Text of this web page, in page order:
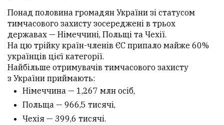
Понад половина громадян України зі статусом
тимчасового захисту зосереджені в трьох
державах — Німеччині, Польщі та Чехії.
На цю трійку країн-членів ЄС припало майже 60%
українців цієї категорії.
Найбільше отримувачів тимчасового захисту
з України приймають:
Німеччина — 1,267 млн осіб,
Польща — 966,5 тисячі,
Чехія — 399,6 тисячі.